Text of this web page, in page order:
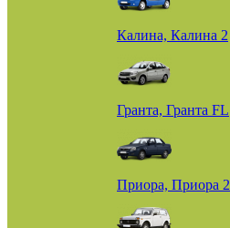
Калина, Калина 2
Гранта, Гранта FL
Приора, Приора 2